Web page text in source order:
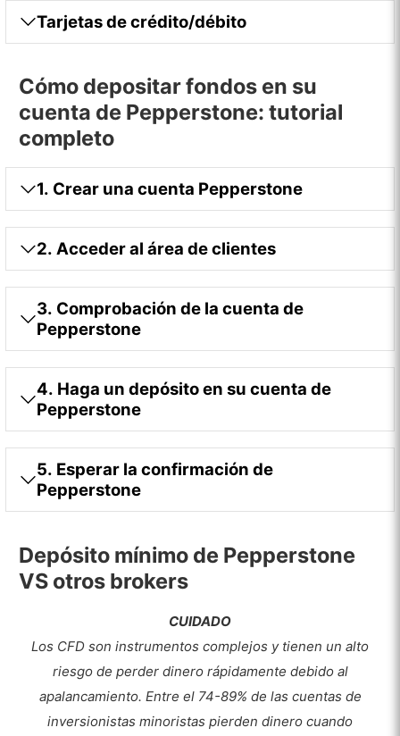
Tarjetas de crédito/débito
Cómo depositar fondos en su
cuenta de Pepperstone: tutorial
completo
1. Crear una cuenta Pepperstone
2. Acceder al área de clientes
3. Comprobación de la cuenta de
Pepperstone
4. Haga un depósito en su cuenta de
Pepperstone
5. Esperar la confirmación de
Pepperstone
Depósito mínimo de Pepperstone
VS otros brokers
CUIDADO
Los CFD son instrumentos complejos y tienen un alto
riesgo de perder dinero rápidamente debido al
apalancamiento. Entre el 74-89% de las cuentas de
inversionistas minoristas pierden dinero cuando